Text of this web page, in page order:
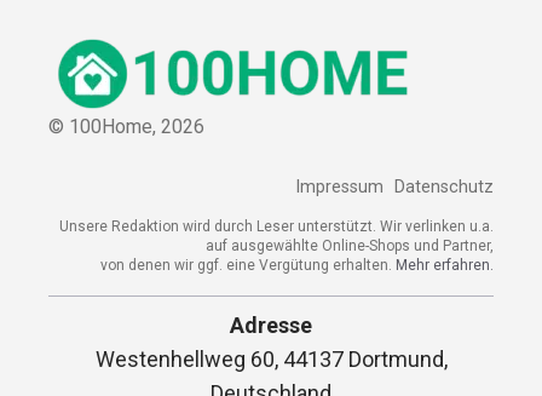
© 100Home, 2026
Impressum Datenschutz
Unsere Redaktion wird durch Leser unterstützt. Wir verlinken u.a.
auf ausgewählte Online-Shops und Partner,
von denen wir ggf. eine Vergütung erhalten. Mehr erfahren.
Adresse
Westenhellweg 60, 44137 Dortmund,